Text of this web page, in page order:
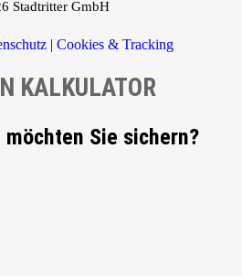
Stadtritter GmbH
| Cookies & Tracking
KALKULATOR
Sie sichern?